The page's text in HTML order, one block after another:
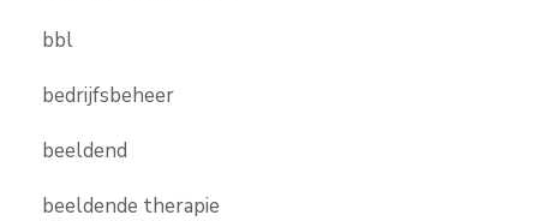
bbl
bedrijfsbeheer
beeldend
beeldende therapie